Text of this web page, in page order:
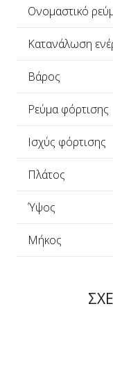
Ονομαστικό
Κατανάλωση
Βάρος
Ρεύμα φόρτισης
Ισχύς φόρτισης
Πλάτος
Ύψος
Μήκος